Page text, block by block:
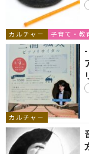
カルチャー 子育て・教
カルチャー